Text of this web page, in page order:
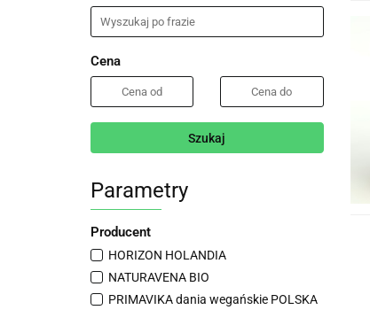
Cena
Szukaj
Parametry
Producent
HORIZON HOLANDIA
NATURAVENA BIO
PRIMAVIKA dania wegańskie POLSKA